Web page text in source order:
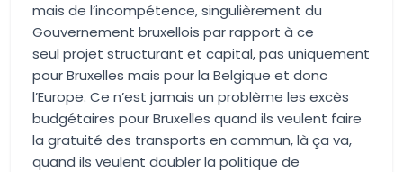
mais de l’incompétence, singulièrement du
Gouvernement bruxellois par rapport à ce
seul projet structurant et capital, pas uniquement
pour Bruxelles mais pour la Belgique et donc
l’Europe. Ce n’est jamais un problème les excès
budgétaires pour Bruxelles quand ils veulent faire
la gratuité des transports en commun, là ça va,
quand ils veulent doubler la politique de